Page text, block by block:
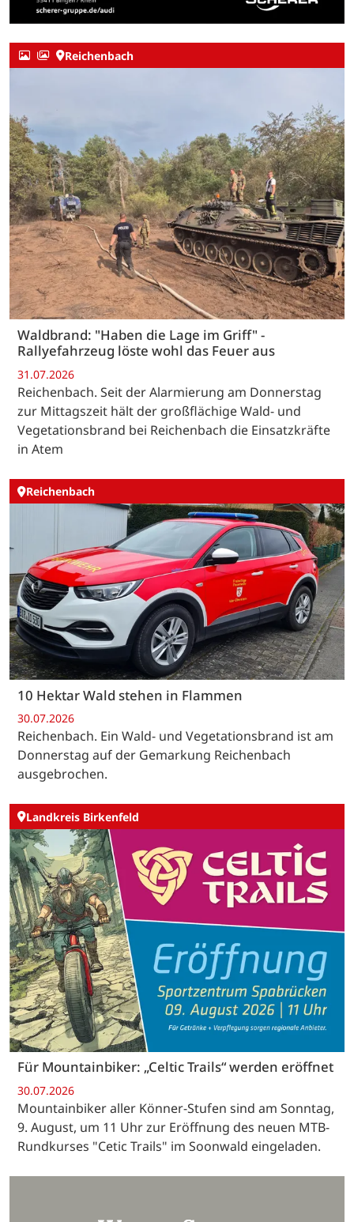
Reichenbach
Waldbrand: "Haben die Lage im Griff" -
Rallyefahrzeug löste wohl das Feuer aus
31.07.2026
Reichenbach. Seit der Alarmierung am Donnerstag
zur Mittagszeit hält der großflächige Wald- und
Vegetationsbrand bei Reichenbach die Einsatzkräfte
in Atem
Reichenbach
10 Hektar Wald stehen in Flammen
30.07.2026
Reichenbach. Ein Wald- und Vegetationsbrand ist am
Donnerstag auf der Gemarkung Reichenbach
ausgebrochen.
Landkreis Birkenfeld
Für Mountainbiker: „Celtic Trails“ werden eröffnet
30.07.2026
Mountainbiker aller Könner-Stufen sind am Sonntag,
9. August, um 11 Uhr zur Eröffnung des neuen MTB-
Rundkurses "Cetic Trails" im Soonwald eingeladen.